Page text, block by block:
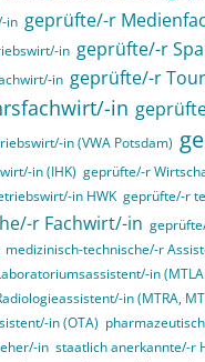
in geprüfte/-r
in geprüfte/-r
in geprüfte/-r
in
in (VWA Potsdam)
in (IHK) geprüfte/-r
in HWK geprüfte/-r
r Fachwirt/-in
medizinisch-technische/-r
in
in (MTRA,
in (OTA)
in staatlich anerkannte/-r